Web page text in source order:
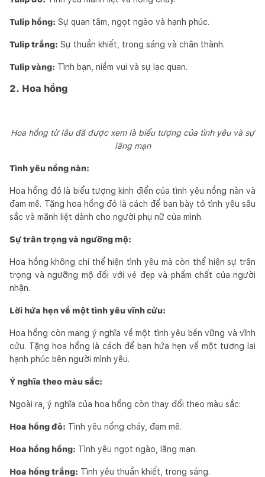
Tulip hồng: Sự quan tâm, ngọt ngào và hạnh phúc.
Tulip trắng: Sự thuần khiết, trong sáng và chân thành.
Tulip vàng: Tình bạn, niềm vui và sự lạc quan.
2. Hoa hồng
Hoa hồng từ lâu đã được xem là biểu tượng của tình yêu và sự
lãng mạn
Tình yêu nồng nàn:
Hoa hồng đỏ là biểu tượng kinh điển của tình yêu nồng nàn và
đam mê. Tặng hoa hồng đỏ là cách để bạn bày tỏ tình yêu sâu
sắc và mãnh liệt dành cho người phụ nữ của mình.
Sự trân trọng và ngưỡng mộ:
Hoa hồng không chỉ thể hiện tình yêu mà còn thể hiện sự trân
trọng và ngưỡng mộ đối với vẻ đẹp và phẩm chất của người
nhận.
Lời hứa hẹn về một tình yêu vĩnh cửu:
Hoa hồng còn mang ý nghĩa về một tình yêu bền vững và vĩnh
cửu. Tặng hoa hồng là cách để bạn hứa hẹn về một tương lai
hạnh phúc bên người mình yêu.
Ý nghĩa theo màu sắc:
Ngoài ra, ý nghĩa của hoa hồng còn thay đổi theo màu sắc:
Hoa hồng đỏ: Tình yêu nồng cháy, đam mê.
Hoa hồng hồng: Tình yêu ngọt ngào, lãng mạn.
Hoa hồng trắng: Tình yêu thuần khiết, trong sáng.